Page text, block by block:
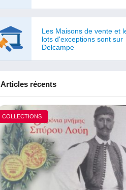
Les Maisons de vente et
lots d'exceptions sont sur
Delcampe
Articles récents
COLLECTIONS